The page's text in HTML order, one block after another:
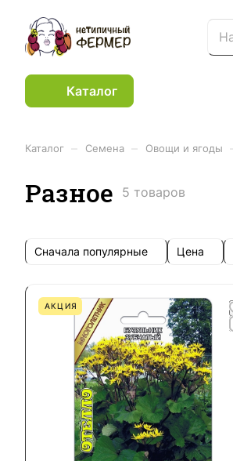
Каталог
Каталог Семена Овощи и ягоды
Разное 5 товаров
Сначала популярные Цена
АКЦИЯ